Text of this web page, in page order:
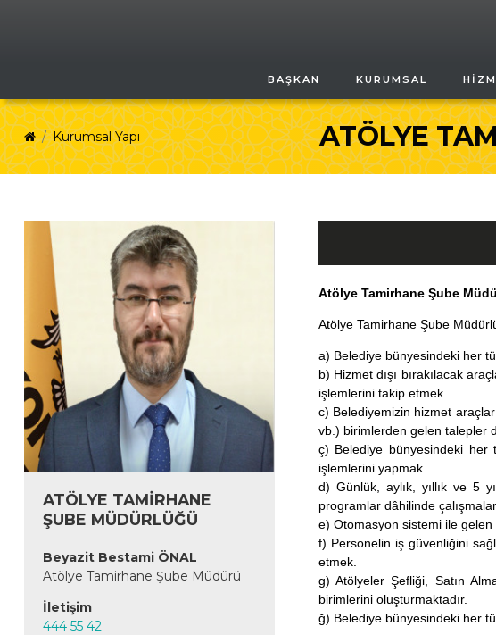
BAŞKAN KURUMSAL
ATÖLYE
Kurumsal Yapı
ATÖLYE TAMİRHANE
ŞUBE MÜDÜRLÜĞÜ
Beyazit Bestami ÖNAL
Atölye Tamirhane Şube Müdürü
İletişim
444 55 42
Atölye Tamirhane Şube
Atölye Tamirhane Şube
a) Belediye bünyesindeki her
b) Hizmet dışı bırakılacak
işlemlerini takip etmek.
c) Belediyemizin hizmet
vb.) birimlerden gelen talepler
ç) Belediye bünyesindeki her
işlemlerini yapmak.
d) Günlük, aylık, yıllık ve 5
programlar dâhilinde
e) Otomasyon sistemi ile
f) Personelin iş güvenliğini
etmek.
g) Atölyeler Şefliği, Satın
birimlerini oluşturmaktadır.
ğ) Belediye bünyesindeki her